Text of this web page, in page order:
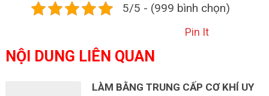
5/5 - (999 bình chọn)
Pin It
NỘI DUNG LIÊN QUAN
LÀM BẰNG TRUNG CẤP CƠ KHÍ UY